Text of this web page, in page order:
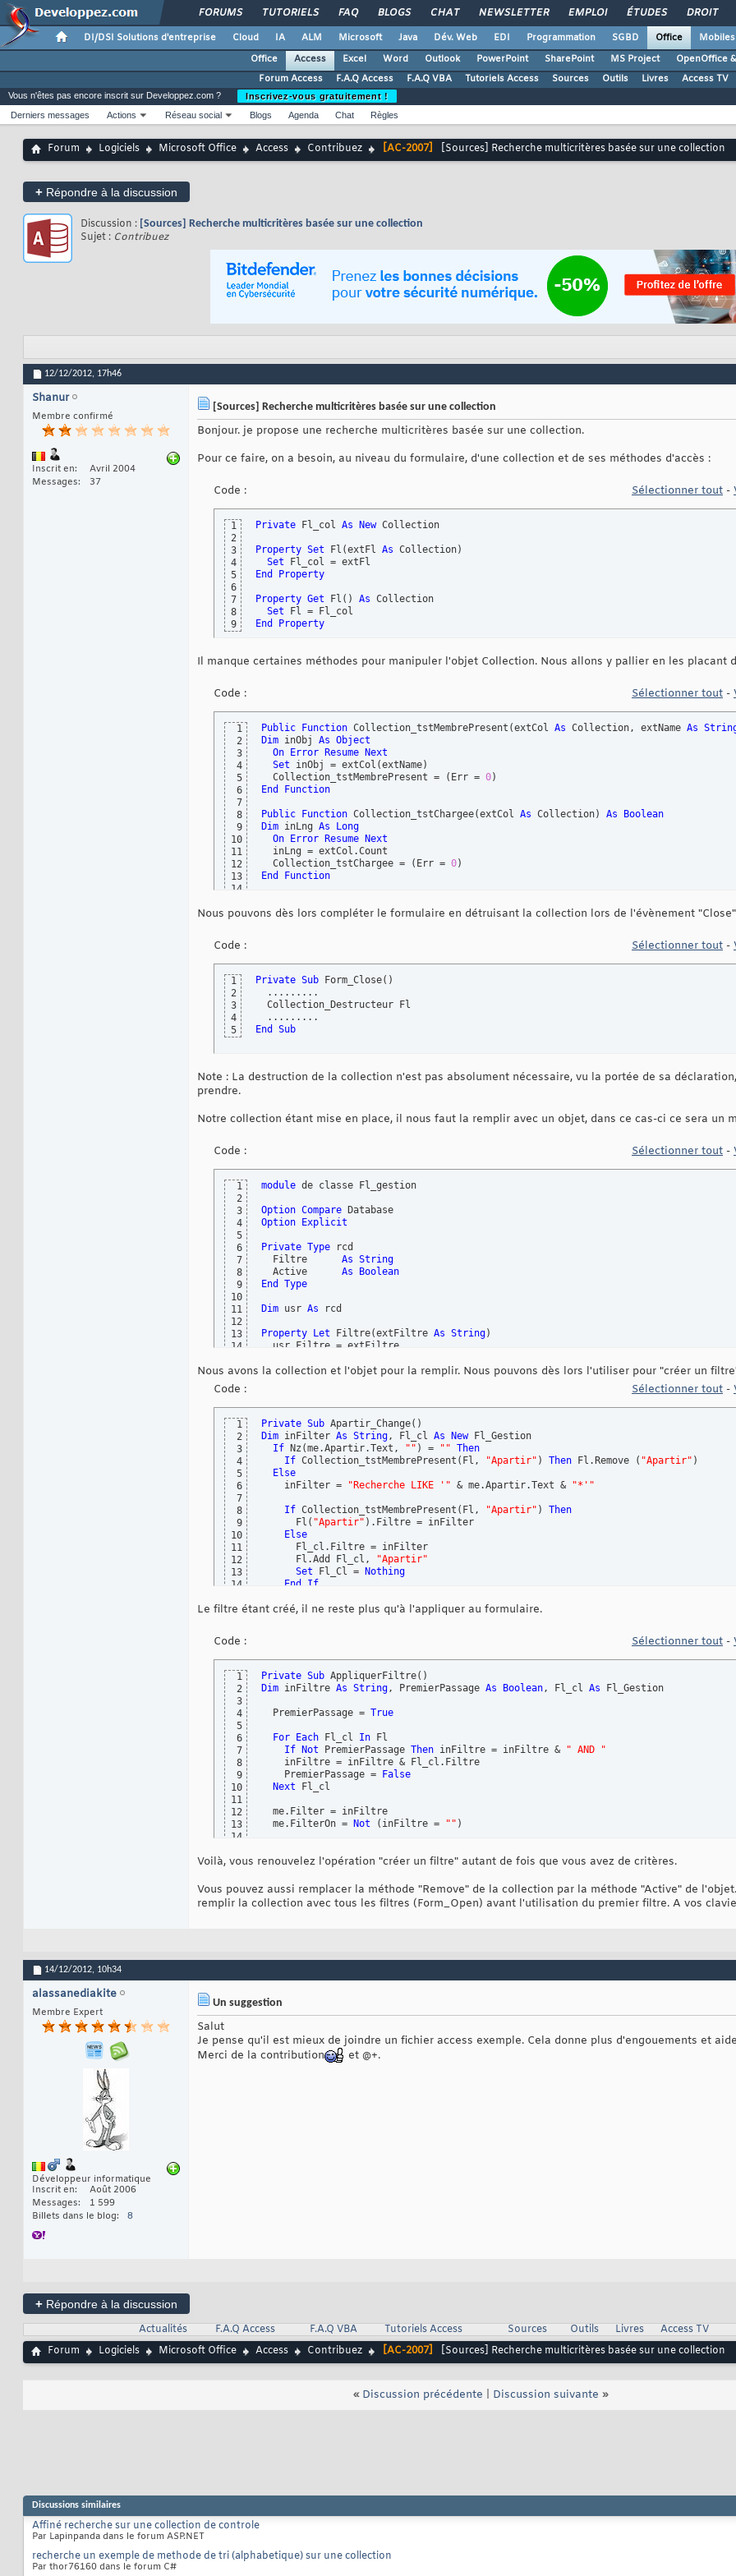
FORUMS TUTORIELS FAQ BLOGS CHAT NEWSLETTER EMPLOI ÉTUDES DROIT
DI/DSI Solutions d'entreprise Cloud IA ALM Microsoft Java Dév. Web EDI Programmation SGBD Office Mobiles
Office
Access Excel Word Outlook PowerPoint SharePoint MS Project OpenOffice
Forum Access
F.A.Q Access F.A.Q VBA Tutoriels Access Sources Outils Livres Access TV
Vous n'êtes pas encore inscrit sur Developpez.com ?
Inscrivez-vous gratuitement !
Derniers messages
Actions Réseau social Blogs Agenda Chat Règles
Forum Logiciels Microsoft Office Access Contribuez [AC-2007] [Sources] Recherche multicritères basée sur une collection
+ Répondre à la discussion
Discussion : [Sources] Recherche multicritères basée sur une collection
Sujet : Contribuez
12/12/2012, 17h46
Shanur
Membre confirmé
Inscrit en
Avril 2004
Messages
37
[Sources] Recherche multicritères basée sur une collection
Bonjour. je propose une recherche multicritères basée sur une collection.
Pour ce faire, on a besoin, au niveau du formulaire, d'une collection et de ses méthodes d'accès :
Code : Sélectionner tout -
1
2
3
4
5
6
7
8
9
Private Fl_col As New Collection
Property Set Fl (extFl As Collection)
Set
End
Property
Property Get Fl ( ) As Collection
Set
End
Property
Il manque certaines méthodes pour manipuler l'objet Collection. Nous allons y pallier en les placant
Code : Sélectionner tout -
1
2
3
4
5
6
7
8
9
10
11
12
13
14
16
18
19
20
21
22
23
24
25
Public Function Collection_tstMembrePresent (extCol As Collection, extName As
Dim inObj As Object
On
Error Resume
Next
Set inObj = extCol (extName)
  Collection_tstMembrePresent =
( Err = 0)
End
Function
Public Function Collection_tstChargee(extCol As Collection) As
Boolean
Dim inLng As
Long
On
Error Resume
Next
  inLng = extCol.Count
  Collection_tstChargee =
( Err = 0)
End
Function
    extCol.Remove
0
Loop
Set extCol = Nothing
End Sub
Nous pouvons dès lors compléter le formulaire en détruisant la collection lors de l'évènement
Code : Sélectionner tout -
1
2
3
4
5
Private Sub Form_Close( )
  .........
  Collection_Destructeur Fl
End
Sub
Note : La destruction de la collection n'est pas absolument nécessaire, vu la portée de sa
prendre.
Notre collection étant mise en place, il nous faut la remplir avec un objet, dans ce cas-ci ce sera un
Code : Sélectionner tout -
1
2
3
4
5
6
7
8
9
10
11
12
13
14
16
17
18
19
20
21
22
23
24
25
module de classe Fl_gestion
Option Compare
Option
Explicit
Private Type rcd
  Filtre
As String
  Active
As
Boolean
End
Type
Dim usr As rcd
Property Let Filtre(extFiltre As String)
Property
Get Filtre() As
String
Property Let Active extActive
End
Property
Property Get Active() As
Boolean
Property
Nous avons la collection et l'objet pour la remplir. Nous pouvons dès lors l'utiliser pour "créer un
Code :
Sélectionner tout -
1
2
3
4
5
6
7
8
9
10
11
12
13
14
16
Private Sub Apartir_Change( )
Dim inFilter As String, Fl_cl As New Fl_Gestion
If Nz (me.Apartir.Text, "" ) = "" Then
If Collection_tstMembrePresent ( Fl, "Apartir" ) Then Fl.Remove ( "Apartir" )
Else
    inFilter =
"Recherche LIKE '" & me.Apartir.Text & "*'"
If Collection_tstMembrePresent ( Fl, "Apartir" )
Then
      Fl
( "Apartir" ) .Filtre = inFilter
Else
      Fl_cl.Filtre = inFilter
      Fl.Add Fl_cl,
"Apartir"
Set Fl_Cl =
Nothing
End If
Le filtre étant créé, il ne reste plus qu'à l'appliquer au formulaire.
Code : Sélectionner tout -
1
2
3
4
5
6
7
8
9
10
11
12
13
14
Private Sub AppliquerFiltre( )
Dim inFiltre As String, PremierPassage As Boolean, Fl_cl As Fl_Gestion
  PremierPassage =
True
For Each Fl_cl In Fl
If
Not PremierPassage Then inFiltre = inFiltre &
" AND "
    inFiltre = inFiltre & Fl_cl.Filtre
    PremierPassage =
False
Next Fl_cl
  me.Filter = inFiltre
  me.FilterOn =
Not ( inFiltre = "" )
Voilà, vous renouvelez l'opération "créer un filtre" autant de fois que vous avez de critères.
Vous pouvez aussi remplacer la méthode "Remove" de la collection par la méthode "Active" de
remplir la collection avec tous les filtres (Form_Open) avant l'utilisation du premier filtre. A vos
14/12/2012, 10h34
alassanediakite
Membre Expert
Développeur informatique
Inscrit en
Août 2006
Messages
1 599
Billets dans le blog
8
Un suggestion
Salut
Je pense qu'il est mieux de joindre un fichier access exemple. Cela donne plus d'engouements et
Merci de la contribution
et @+.
+ Répondre à la discussion
Actualités
F.A.Q Access F.A.Q VBA Tutoriels Access Sources Outils Livres Access TV
Forum
Logiciels Microsoft Office Access Contribuez [AC-2007] [Sources] Recherche multicritères basée sur une collection
« Discussion précédente Discussion suivante »
Discussions similaires
Affiné recherche sur une collection de controle
Par Lapinpanda dans le forum ASP.NET
recherche un exemple de methode de tri (alphabetique) sur une collection
Par thor76160 dans le forum C#